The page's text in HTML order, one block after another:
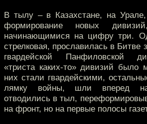
В тылу – в Казахстане, на
формирование новых
начинающимися на цифру три.
стрелковая, прославилась в Битве
гвардейской Панфиловской
«триста каких-то» дивизий было
них стали гвардейскими,
лямку войны, шли вперед
отводились в тыл,
на фронт, но на первые полосы